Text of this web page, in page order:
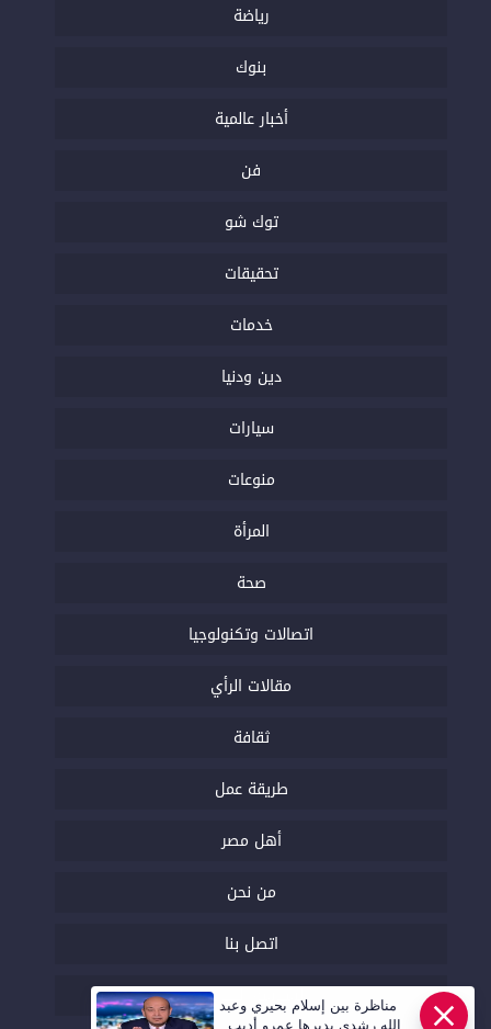
رياضة
بنوك
أخبار عالمية
فن
توك شو
تحقيقات
خدمات
دين ودنيا
سيارات
منوعات
المرأة
صحة
اتصالات وتكنولوجيا
مقالات الرأي
ثقافة
طريقة عمل
أهل مصر
من نحن
اتصل بنا
السياسة التحريرية
مناظرة بين إسلام بحيري وعبد
الله رشدي يديرها عمرو أديب..